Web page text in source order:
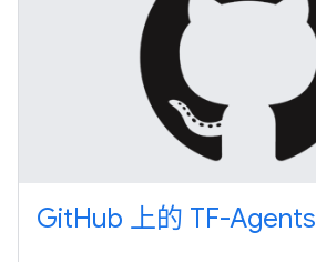
GitHub 上的 TF-Agents